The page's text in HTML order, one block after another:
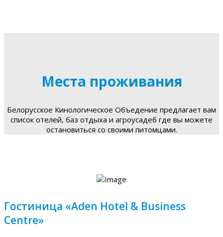
Места проживания
Белорусское Кинологическое Объедение предлагает вам
список отелей, баз отдыха и агроусадеб где вы можете
остановиться со своими питомцами.
Гостиница «Aden Hotel & Business
Centre»